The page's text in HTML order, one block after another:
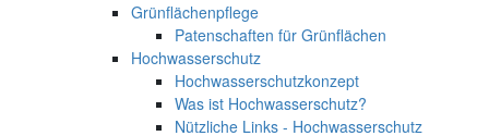
Grünflächenpflege
Patenschaften für Grünflächen
Hochwasserschutz
Hochwasserschutzkonzept
Was ist Hochwasserschutz?
Nützliche Links - Hochwasserschutz